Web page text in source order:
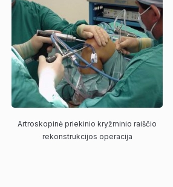
Artroskopinė priekinio kryžminio raiščio
rekonstrukcijos operacija